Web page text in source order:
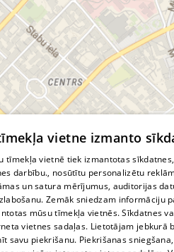
Тревожные расстройства
врачебная практика
докторат
др. клиника
медицинский центр
©
vietne izmanto
tīmekļa vietnē tiek izmantotas
darbību., nosūtītu personalizētu
un satura mērījumus, auditorijas
Zemāk sniedzam informāciju
mūsu tīmekļa vietnēs. Sīkdatnes
vietnes sadaļas. Lietotājam jebkurā
savu piekrišanu. Piekrišanas